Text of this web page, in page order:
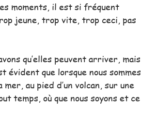
moments, il est si fréquent
jeune, trop vite, trop ceci, pas
qu’elles peuvent arriver, mais
évident que lorsque nous sommes
au pied d’un volcan, sur une
temps, où que nous soyons et ce